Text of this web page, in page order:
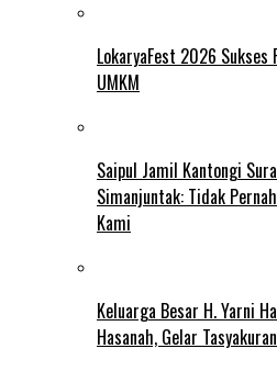
LokaryaFest 2026 Sukses
UMKM
Saipul Jamil Kantongi
Simanjuntak: Tidak
Kami
Keluarga Besar H. Yarni
Hasanah, Gelar